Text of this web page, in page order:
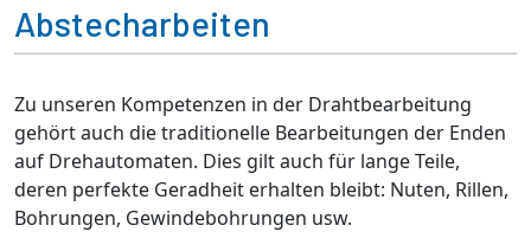
Abstecharbeiten
Zu unseren Kompetenzen in der Drahtbearbeitung
gehört auch die traditionelle Bearbeitungen der Enden
auf Drehautomaten. Dies gilt auch für lange Teile,
deren perfekte Geradheit erhalten bleibt: Nuten, Rillen,
Bohrungen, Gewindebohrungen usw.